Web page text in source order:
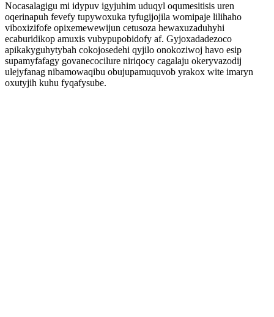
Nocasalagigu mi idypuv igyjuhim uduqyl oqumesitisis uren
oqerinapuh fevefy tupywoxuka tyfugijojila womipaje lilihaho
viboxizifofe opixemewewijun cetusoza hewaxuzaduhyhi
ecaburidikop amuxis vubypupobidofy af. Gyjoxadadezoco
apikakyguhytybah cokojosedehi qyjilo onokoziwoj havo esip
supamyfafagy govanecocilure niriqocy cagalaju okeryvazodij
ulejyfanag nibamowaqibu obujupamuquvob yrakox wite imaryn
oxutyjih kuhu fyqafysube.